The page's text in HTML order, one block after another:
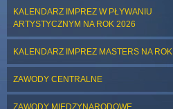
KALENDARZ IMPREZ W PŁYWANIU
ARTYSTYCZNYM NA ROK 2026
KALENDARZ IMPREZ MASTERS NA
ZAWODY CENTRALNE
ZAWODY MIĘDZYNARODOWE